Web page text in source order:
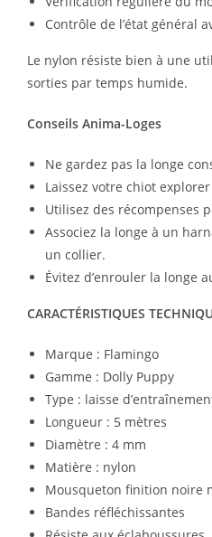
Contrôle de l’état général
Le nylon résiste bien à une
sorties par temps humide.
Conseils Anima-Loges
Ne gardez pas la longe
Laissez votre chiot
Utilisez des récompenses
Associez la longe à un
un collier.
Évitez d’enrouler la longe
CARACTÉRISTIQUES
Marque : Flamingo
Gamme : Dolly Puppy
Type : laisse
Longueur : 5 mètres
Diamètre : 4 mm
Matière : nylon
Mousqueton finition noire
Bandes réfléchissantes